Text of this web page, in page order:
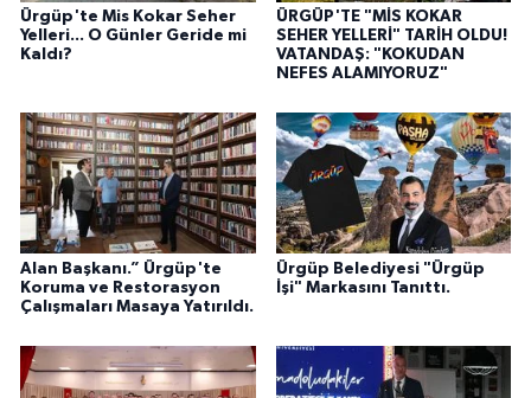
Ürgüp'te Mis Kokar Seher
Yelleri... O Günler Geride mi
Kaldı?
ÜRGÜP'TE "MİS KOKAR
SEHER YELLERİ" TARİH OLDU!
VATANDAŞ: "KOKUDAN
NEFES ALAMIYORUZ"
Alan Başkanı.” Ürgüp'te
Koruma ve Restorasyon
Çalışmaları Masaya Yatırıldı.
Ürgüp Belediyesi "Ürgüp
İşi" Markasını Tanıttı.